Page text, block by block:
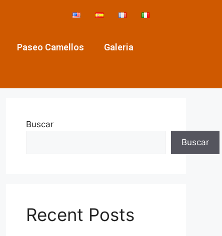
Paseo Camellos Galeria
Buscar
Buscar
Recent Posts